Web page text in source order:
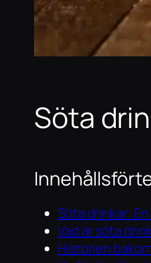
Söta
Söta drinkar:
Vad är söta
Historien